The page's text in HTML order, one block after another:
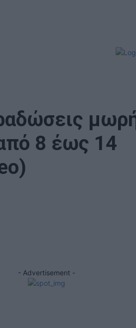
8 έως 14
- Advertisement -